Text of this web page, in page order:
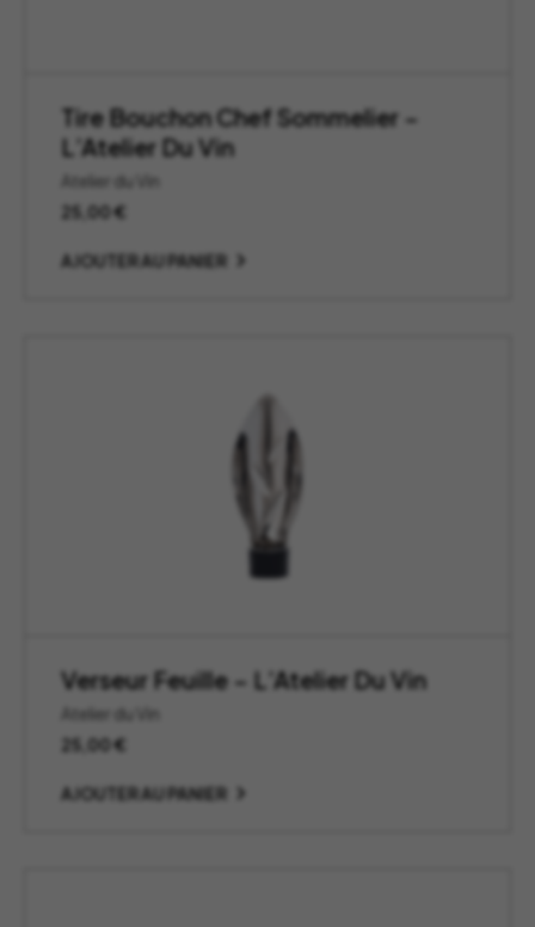
Tire Bouchon Chef Sommelier –
L’Atelier Du Vin
Atelier du Vin
25,00€
AJOUTER AU PANIER
Verseur Feuille – L’Atelier Du Vin
Atelier du Vin
25,00€
AJOUTER AU PANIER